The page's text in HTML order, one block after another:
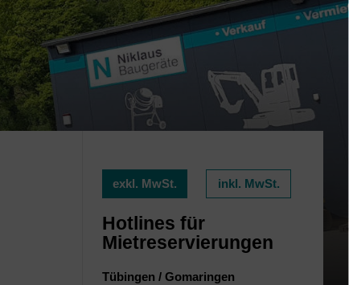
exkl. MwSt. inkl. MwSt.
Hotlines für
Mietreservierungen
Tübingen / Gomaringen